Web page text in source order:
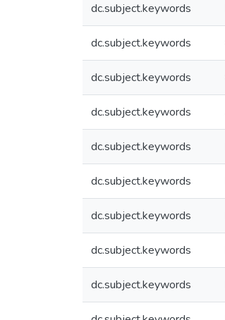
dc.subject.keywords
dc.subject.keywords
dc.subject.keywords
dc.subject.keywords
dc.subject.keywords
dc.subject.keywords
dc.subject.keywords
dc.subject.keywords
dc.subject.keywords